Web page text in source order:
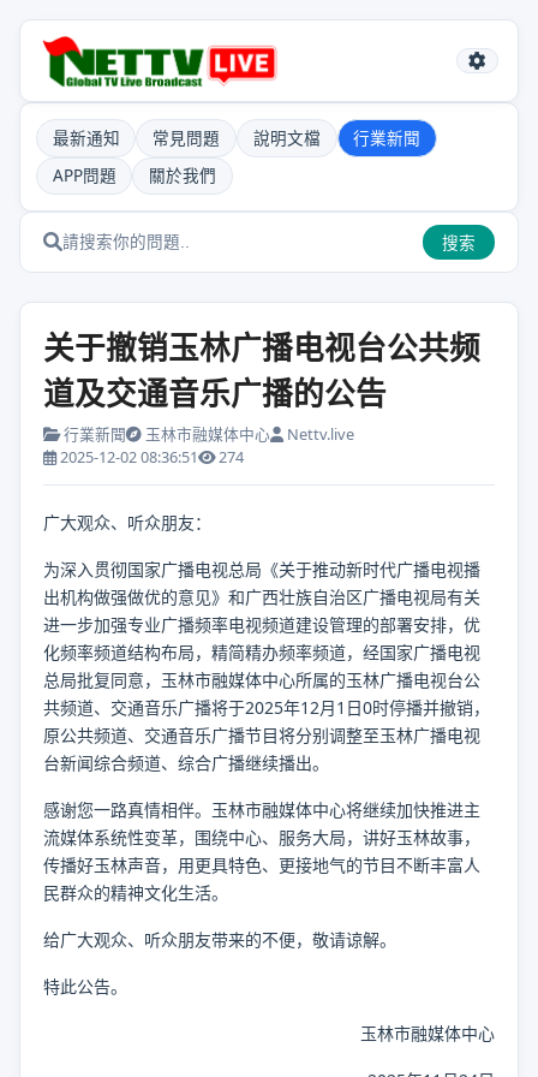
最新通知 常見問題 說明文檔
行業新聞
APP問題
關於我們
搜索
关于撤销玉林广播电视台公共频
道及交通音乐广播的公告
行業新聞 玉林市融媒体中心
Nettv.live
2025-12-02 08:36:51
274
广大观众、听众朋友：
为深入贯彻国家广播电视总局《关于推动新时代广播电视播
出机构做强做优的意见》和广西壮族自治区广播电视局有关
进一步加强专业广播频率电视频道建设管理的部署安排，优
化频率频道结构布局，精简精办频率频道，经国家广播电视
总局批复同意，玉林市融媒体中心所属的玉林广播电视台公
共频道、交通音乐广播将于2025年12月1日0时停播并撤销，
原公共频道、交通音乐广播节目将分别调整至玉林广播电视
台新闻综合频道、综合广播继续播出。
感谢您一路真情相伴。玉林市融媒体中心将继续加快推进主
流媒体系统性变革，围绕中心、服务大局，讲好玉林故事，
传播好玉林声音，用更具特色、更接地气的节目不断丰富人
民群众的精神文化生活。
给广大观众、听众朋友带来的不便，敬请谅解。
特此公告。
玉林市融媒体中心